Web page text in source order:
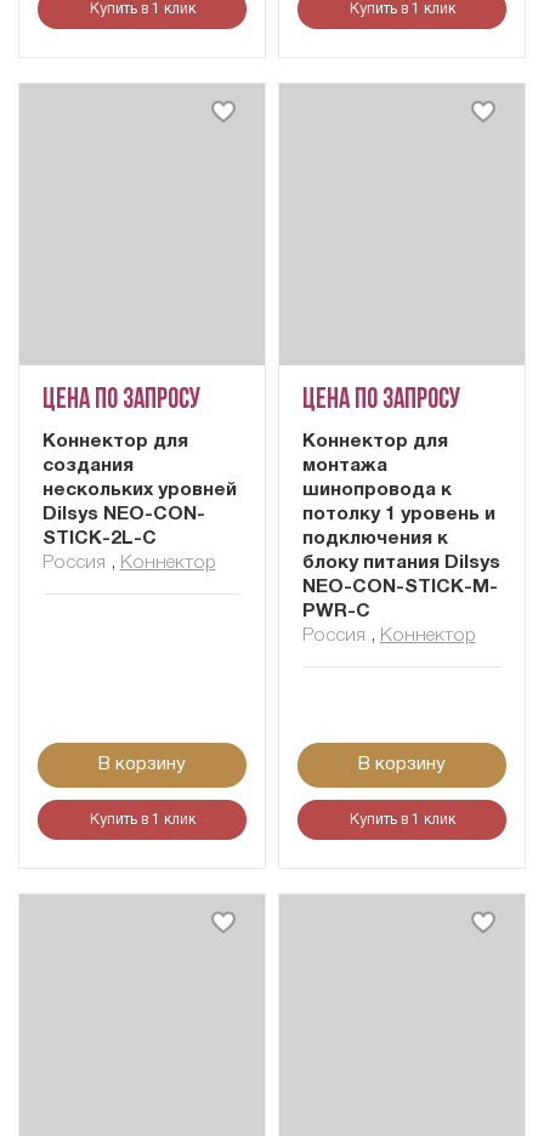
Купить в 1 клик Купить в 1 клик
Цена по запросу
Коннектор для
создания
нескольких уровней
Dilsys NEO-CON-
STICK-2L-C
Россия , Коннектор
В корзину
Купить в 1 клик
Цена по запросу
Коннектор для
монтажа
шинопровода к
потолку 1 уровень и
подключения к
блоку питания Dilsys
NEO-CON-STICK-M-
PWR-C
Россия , Коннектор
В корзину
Купить в 1 клик